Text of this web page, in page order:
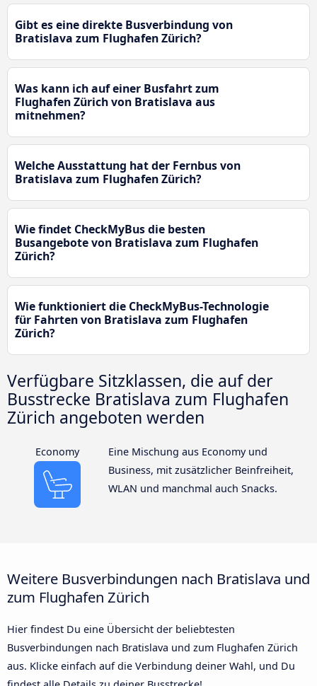
Gibt es eine direkte Busverbindung von
Bratislava zum Flughafen Zürich?
Was kann ich auf einer Busfahrt zum
Flughafen Zürich von Bratislava aus
mitnehmen?
Welche Ausstattung hat der Fernbus von
Bratislava zum Flughafen Zürich?
Wie findet CheckMyBus die besten
Busangebote von Bratislava zum Flughafen
Zürich?
Wie funktioniert die CheckMyBus-Technologie
für Fahrten von Bratislava zum Flughafen
Zürich?
Verfügbare Sitzklassen, die auf der
Busstrecke Bratislava zum Flughafen
Zürich angeboten werden
Economy
Eine Mischung aus Economy und
Business, mit zusätzlicher Beinfreiheit,
WLAN und manchmal auch Snacks.
Weitere Busverbindungen nach Bratislava und
zum Flughafen Zürich
Hier findest Du eine Übersicht der beliebtesten
Busverbindungen nach Bratislava und zum Flughafen Zürich
aus. Klicke einfach auf die Verbindung deiner Wahl, und Du